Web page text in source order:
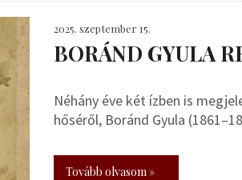
2025. szeptember 15.
BORÁND GYULA
Néhány éve két ízben is
hőséről, Boránd Gyula
Tovább olvasom »